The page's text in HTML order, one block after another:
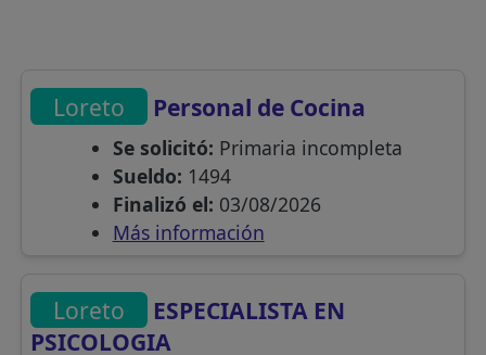
Loreto Personal de Cocina
Se solicitó: Primaria incompleta
Sueldo: 1494
Finalizó el: 03/08/2026
Más información
Loreto
ESPECIALISTA EN
PSICOLOGIA